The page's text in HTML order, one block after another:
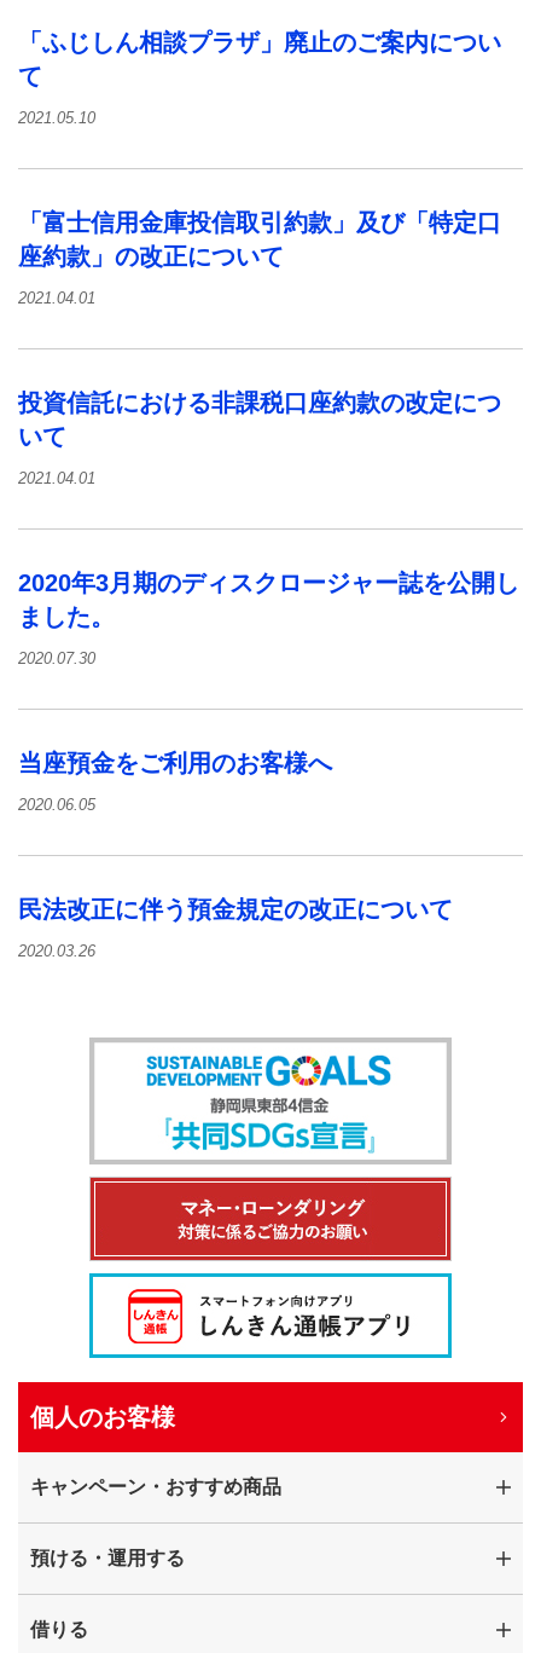
「ふじしん相談プラザ」廃止のご案内につい
て
2021.05.10
「富士信用金庫投信取引約款」及び「特定口
座約款」の改正について
2021.04.01
投資信託における非課税口座約款の改定につ
いて
2021.04.01
2020年3月期のディスクロージャー誌を公開し
ました。
2020.07.30
当座預金をご利用のお客様へ
2020.06.05
民法改正に伴う預金規定の改正について
2020.03.26
個人のお客様
キャンペーン・おすすめ商品
預ける・運用する
借りる